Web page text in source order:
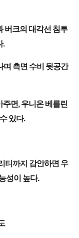
버크의 대각선 침투
.
며 측면 수비 뒷공간
면, 우니온 베를린
있다.
티까지 감안하면 우
성이 높다.